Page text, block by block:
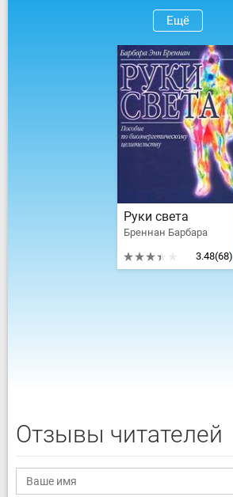
Ещё
Руки света
Бреннан Барбара
3.48(68)
Отзывы читателей